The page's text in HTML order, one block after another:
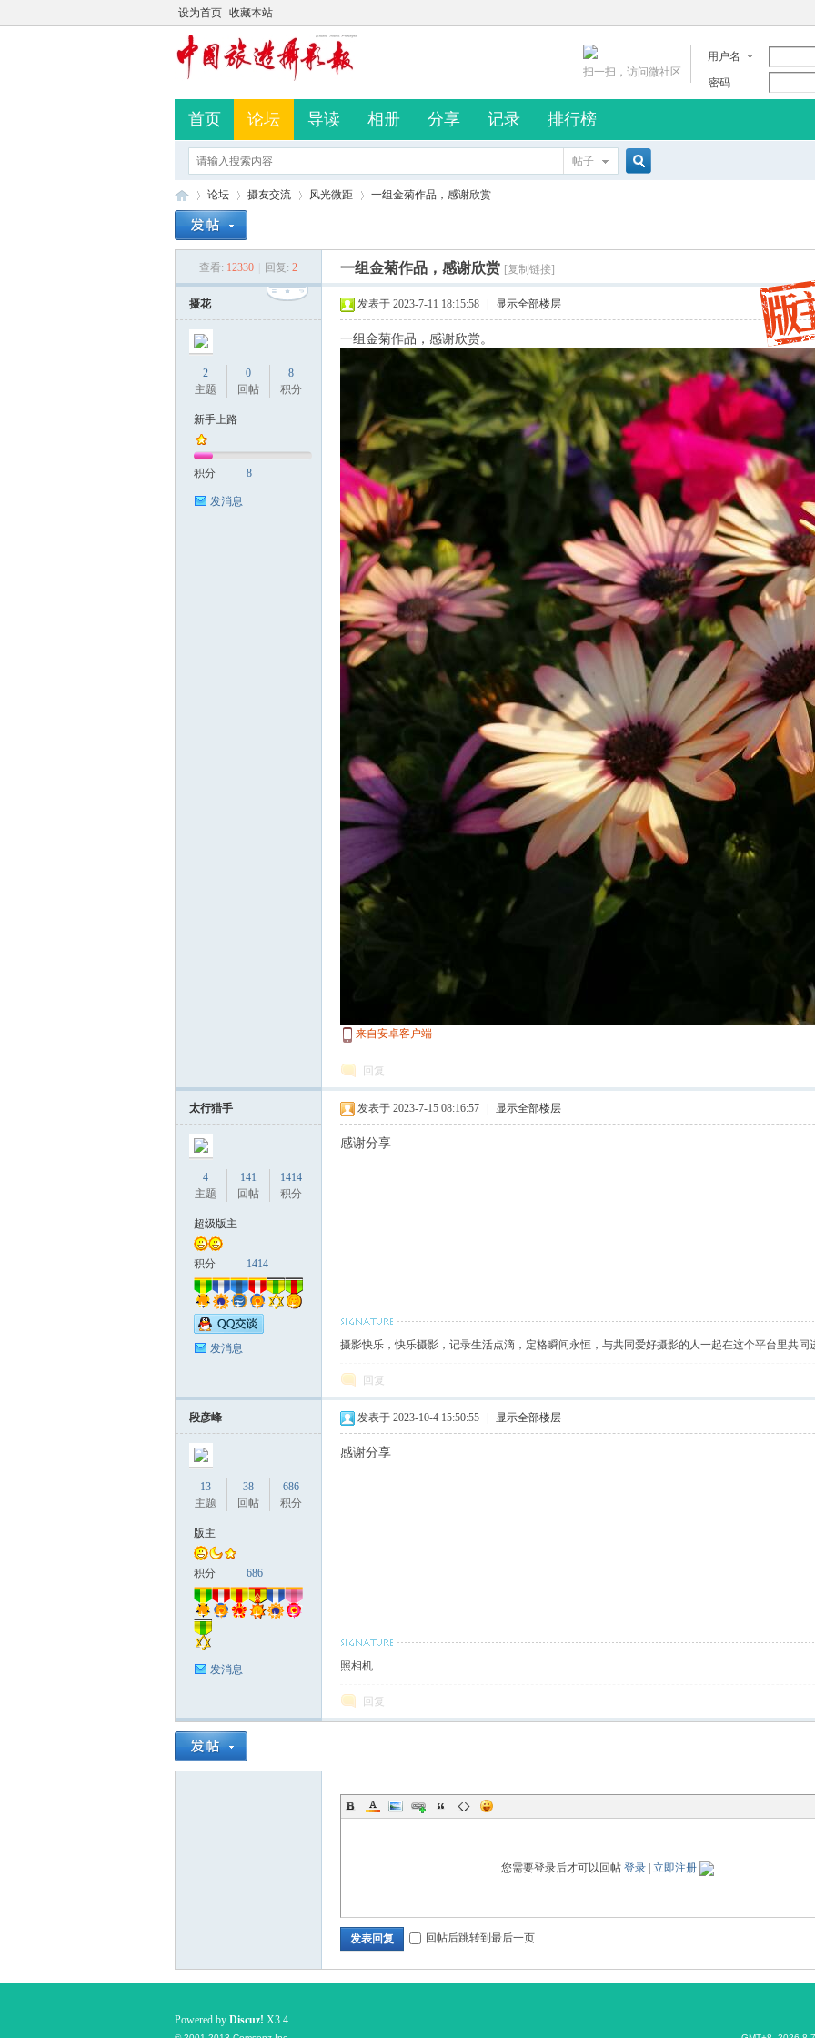
设为首页 收藏本站
用户名
密码
扫一扫，访问微社区
首页 论坛 导读 相册 分享 记录 排行榜
帖子
论坛
›
摄友交流
›
风光微距
›
一组金菊作品，感谢欣赏
查看: 12330 回复: 2 一组金菊作品，感谢欣赏 [复制链接]
摄花
2
主题
0
回帖
8
积分
新手上路
积分 8
发消息
发表于 2023-7-11 18:15:58 显示全部楼层
一组金菊作品，感谢欣赏。
来自安卓客户端
回复
太行猎手
4
主题
141
回帖
1414
积分
超级版主
积分 1414
发消息
发表于 2023-7-15 08:16:57 显示全部楼层
感谢分享
摄影快乐，快乐摄影，记录生活点滴，定格瞬间永恒，与共同爱好摄影的人一起在这个平台里共同
回复
段彦峰
13
主题
38
回帖
686
积分
版主
积分 686
发消息
发表于 2023-10-4 15:50:55 显示全部楼层
感谢分享
照相机
回复
您需要登录后才可以回帖 登录| 立即注册
发表回复 回帖后跳转到最后一页
Powered by Discuz! X3.4